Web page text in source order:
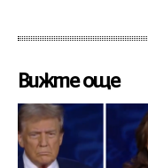
Вижте още